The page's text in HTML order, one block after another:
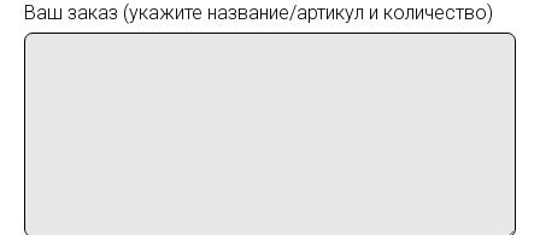
Ваш заказ (укажите название/артикул и количество)